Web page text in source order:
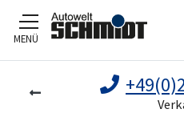
Zum Hauptinhalt
MENÜ